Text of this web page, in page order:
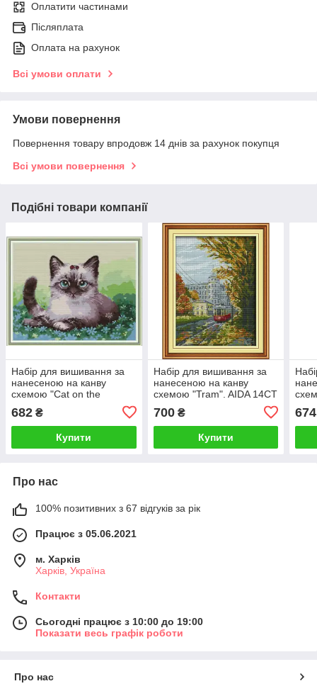
Оплатити частинами
Післяплата
Оплата на рахунок
Всі умови оплати
Умови повернення
Повернення товару впродовж 14 днів за рахунок покупця
Всі умови повернення
Подібні товари компанії
Набір для вишивання за
нанесеною на канву
схемою "Cat on the
flowers".AIDA 14CT printed
, 39*32 см
682 ₴
Купити
Набір для вишивання за
нанесеною на канву
схемою "Tram". AIDA 14CT
700₴
Купити
674
Про нас
100% позитивних з 67 відгуків за рік
Працює з 05.06.2021
м. Харків
Харків, Україна
Контакти
Сьогодні працює з 10:00 до 19:00
Показати весь графік роботи
Про нас